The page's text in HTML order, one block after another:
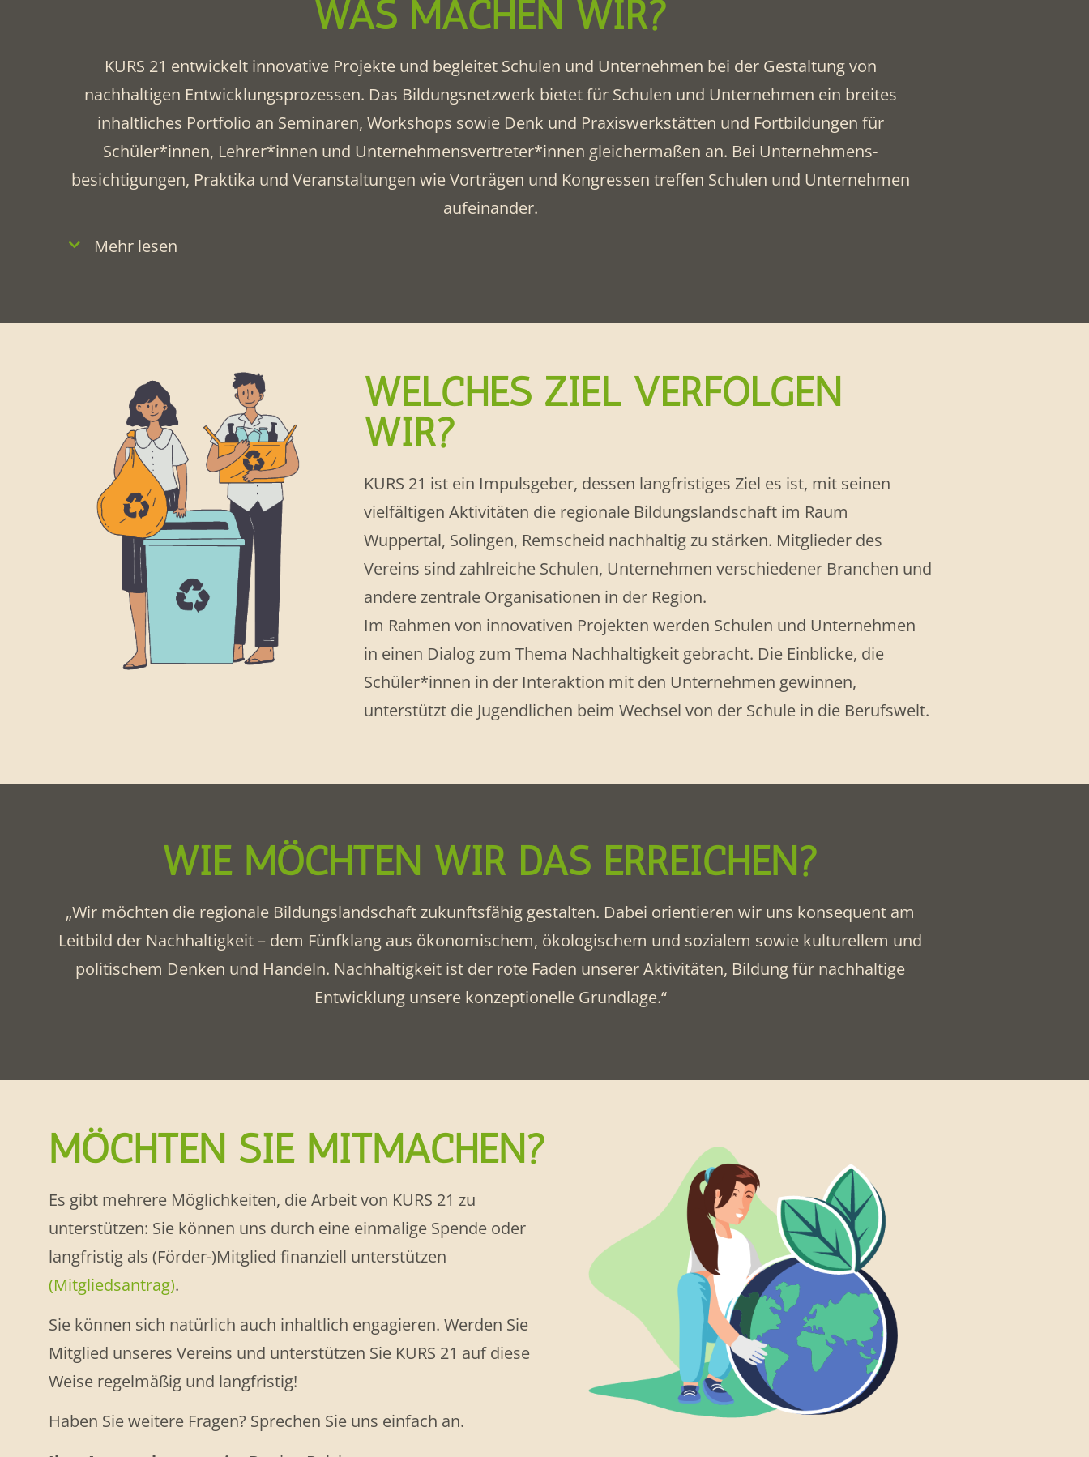
WAS MACHEN WIR?
KURS 21 entwickelt innovative Projekte und begleitet Schulen und Unternehmen bei der Gestaltung von
nachhaltigen Entwicklungsprozessen. Das Bildungsnetzwerk bietet für Schulen und Unternehmen ein breites
inhaltliches Portfolio an Seminaren, Workshops sowie Denk und Praxiswerkstätten und Fortbildungen für
Schüler*innen, Lehrer*innen und Unternehmensvertreter*innen gleichermaßen an. Bei Unternehmens-
besichtigungen, Praktika und Veranstaltungen wie Vorträgen und Kongressen treffen Schulen und Unternehmen
aufeinander.
Mehr lesen
WELCHES ZIEL VERFOLGEN
WIR?
KURS 21 ist ein Impulsgeber, dessen langfristiges Ziel es ist, mit seinen
vielfältigen Aktivitäten die regionale Bildungslandschaft im Raum
Wuppertal, Solingen, Remscheid nachhaltig zu stärken. Mitglieder des
Vereins sind zahlreiche Schulen, Unternehmen verschiedener Branchen und
andere zentrale Organisationen in der Region.
Im Rahmen von innovativen Projekten werden Schulen und Unternehmen
in einen Dialog zum Thema Nachhaltigkeit gebracht. Die Einblicke, die
Schüler*innen in der Interaktion mit den Unternehmen gewinnen,
unterstützt die Jugendlichen beim Wechsel von der Schule in die Berufswelt.
WIE MÖCHTEN WIR DAS ERREICHEN?
„Wir möchten die regionale Bildungslandschaft zukunftsfähig gestalten. Dabei orientieren wir uns konsequent am
Leitbild der Nachhaltigkeit – dem Fünfklang aus ökonomischem, ökologischem und sozialem sowie kulturellem und
politischem Denken und Handeln. Nachhaltigkeit ist der rote Faden unserer Aktivitäten, Bildung für nachhaltige
Entwicklung unsere konzeptionelle Grundlage.“
MÖCHTEN SIE MITMACHEN?
Es gibt mehrere Möglichkeiten, die Arbeit von KURS 21 zu
unterstützen: Sie können uns durch eine einmalige Spende oder
langfristig als (Förder-)Mitglied finanziell unterstützen
(Mitgliedsantrag).
Sie können sich natürlich auch inhaltlich engagieren. Werden Sie
Mitglied unseres Vereins und unterstützen Sie KURS 21 auf diese
Weise regelmäßig und langfristig!
Haben Sie weitere Fragen? Sprechen Sie uns einfach an.